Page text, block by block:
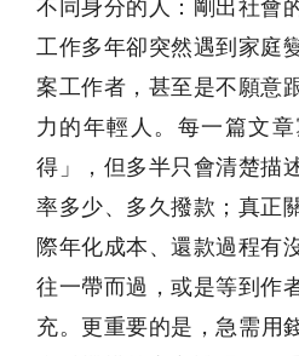
不同身分的人：剛出社會
工作多年卻突然遇到家庭
案工作者，甚至是不願意
力的年輕人。每一篇文
得」，但多半只會清楚描
率多少、多久撥款；真正
際年化成本、還款過程有
往一帶而過，或是等到作
充。更重要的是，急需用